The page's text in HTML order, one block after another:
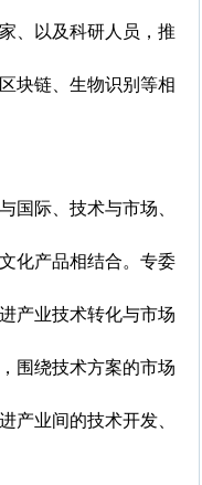
、以及科研人员，推
块链、生物识别等相
国际、技术与市场、
化产品相结合。专委
产业技术转化与市场
围绕技术方案的市场
产业间的技术开发、